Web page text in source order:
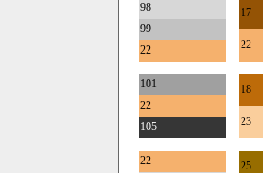
98
99
22
17
22
101
22
105
18
23
22
25